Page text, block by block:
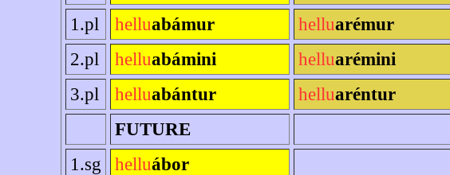
1.pl
helluabámur helluarémur
2.pl
helluabámini helluarémini
3.pl
helluabántur helluaréntur
FUTURE
1.sg
helluábor